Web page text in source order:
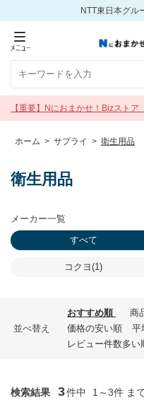
NTT東日本グル
【重要】Nにおまかせ！Bizスト
年9月30日 17:00）
ホーム > サプライ > 衛生用品
衛生用品
メーカー一覧
すべて
コクヨ(1)
並べ替え
おすすめ順 商
価格の安い順
平
レビュー件数多い
検索結果 3件中 1～3件 ま